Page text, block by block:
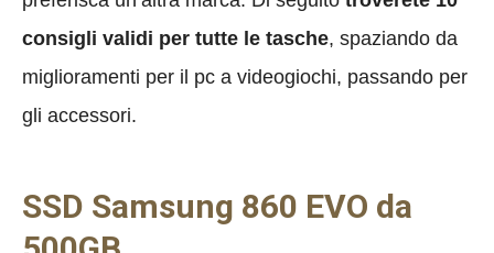
consigli validi per tutte le tasche, spaziando da
miglioramenti per il pc a videogiochi, passando per
gli accessori.
SSD Samsung 860 EVO da